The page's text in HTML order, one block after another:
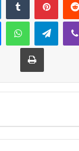
MessengerWhatsApp
Yazdır